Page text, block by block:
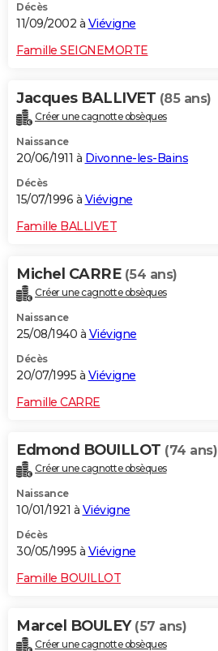
Décès
11/09/2002 à Viévigne
Famille SEIGNEMORTE
Jacques BALLIVET (85 ans)
Créer une cagnotte obsèques
Naissance
20/06/1911 à Divonne-les-Bains
Décès
15/07/1996 à Viévigne
Famille BALLIVET
Michel CARRE (54 ans)
Créer une cagnotte obsèques
Naissance
25/08/1940 à Viévigne
Décès
20/07/1995 à Viévigne
Famille CARRE
Edmond BOUILLOT (74 ans)
Créer une cagnotte obsèques
Naissance
10/01/1921 à Viévigne
Décès
30/05/1995 à Viévigne
Famille BOUILLOT
Marcel BOULEY (57 ans)
Créer une cagnotte obsèques